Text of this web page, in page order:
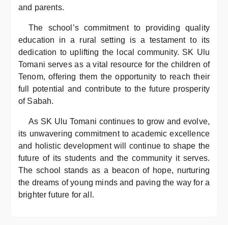
and parents.
The school’s commitment to providing quality
education in a rural setting is a testament to its
dedication to uplifting the local community. SK Ulu
Tomani serves as a vital resource for the children of
Tenom, offering them the opportunity to reach their
full potential and contribute to the future prosperity
of Sabah.
As SK Ulu Tomani continues to grow and evolve,
its unwavering commitment to academic excellence
and holistic development will continue to shape the
future of its students and the community it serves.
The school stands as a beacon of hope, nurturing
the dreams of young minds and paving the way for a
brighter future for all.